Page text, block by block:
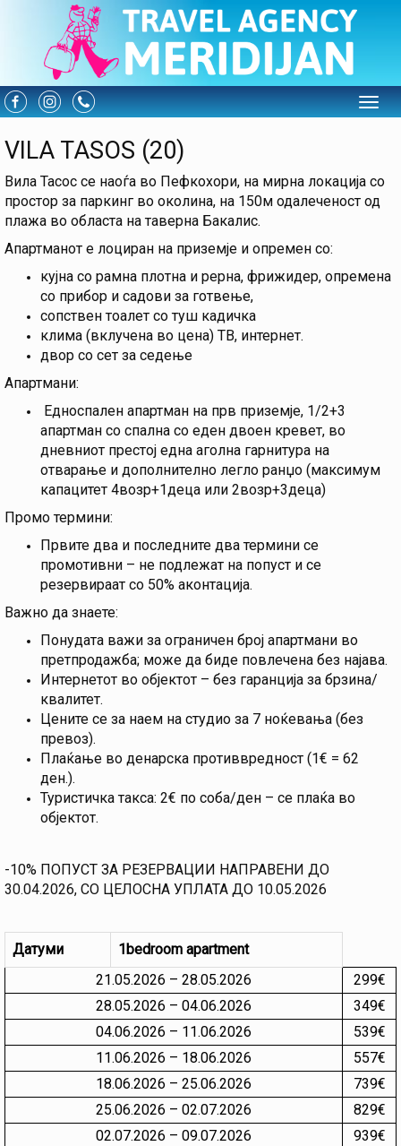
VILA TASOS (20)
Вила Тасос се наоѓа во Пефкохори, на мирна локација со
простор за паркинг во околина, на 150м одалеченост од
плажа во областа на таверна Бакалис.
Апартманот е лоциран на приземје и опремен со:
кујна со рамна плотна и рерна, фрижидер, опремена
со прибор и садови за готвење,
сопствен тоалет со туш кадичка
клима (вклучена во цена) ТВ, интернет.
двор со сет за седење
Апартмани:
Едноспален апартман на прв приземје, 1/2+3
апартман со спална со еден двоен кревет, во
дневниот престој една аголна гарнитура на
отварање и дополнително легло ранџо (максимум
капацитет 4возр+1деца или 2возр+3деца)
Промо термини:
Првите два и последните два термини се
промотивни – не подлежат на попуст и се
резервираат со 50% аконтација.
Важно да знаете:
Понудата важи за ограничен број апартмани во
претпродажба; може да биде повлечена без најава.
Интернетот во објектот – без гаранција за брзина/
квалитет.
Цените се за наем на студио за 7 ноќевања (без
превоз).
Плаќање во денарска противвредност (1€ = 62
ден.).
Туристичка такса: 2€ по соба/ден – се плаќа во
објектот.
-10% ПОПУСТ ЗА РЕЗЕРВАЦИИ НАПРАВЕНИ ДО
30.04.2026, СО ЦЕЛОСНА УПЛАТА ДО 10.05.2026
Датуми
1bedroom apartment
21.05.2026 – 28.05.2026
299€
28.05.2026 – 04.06.2026
349€
04.06.2026 – 11.06.2026
539€
11.06.2026 – 18.06.2026
557€
18.06.2026 – 25.06.2026
739€
25.06.2026 – 02.07.2026
829€
02.07.2026 – 09.07.2026
939€